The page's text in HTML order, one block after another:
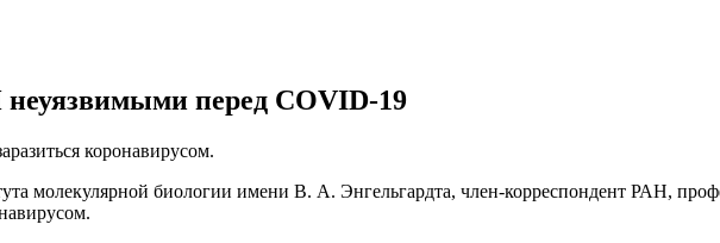
перед COVID-19
коронавирусом.
молекулярной биологии имени В. А. Энгельгардта, член-корреспондент РАН,